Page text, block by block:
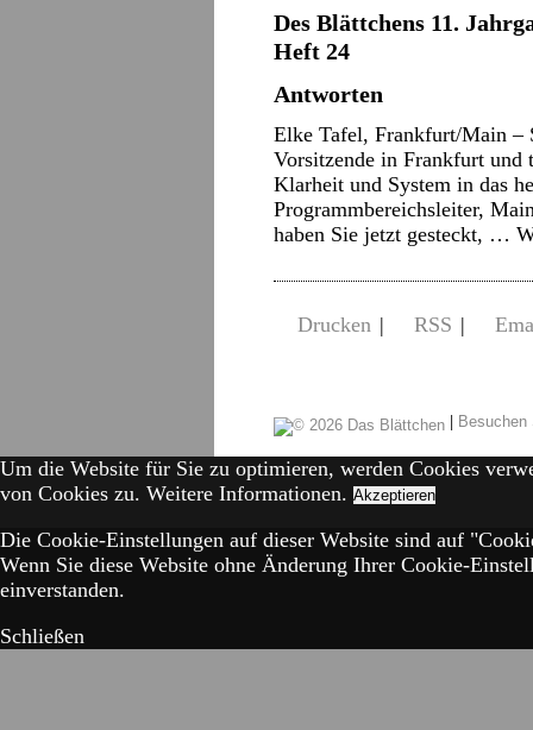
Des Blättchens 11.
Heft 24
Antworten
Elke Tafel, Frankfurt/Main –
Vorsitzende in Frankfurt und
Klarheit und System in das
Programmbereichsleiter,
haben Sie jetzt gesteckt, …
Drucken | RSS |
|
Um die Website für Sie zu optimieren, werden Cookies
von Cookies zu. Weitere Informationen. Akzeptieren
Die Cookie-Einstellungen auf dieser Website sind auf
Wenn Sie diese Website ohne Änderung Ihrer Cookie-
einverstanden.
Schließen